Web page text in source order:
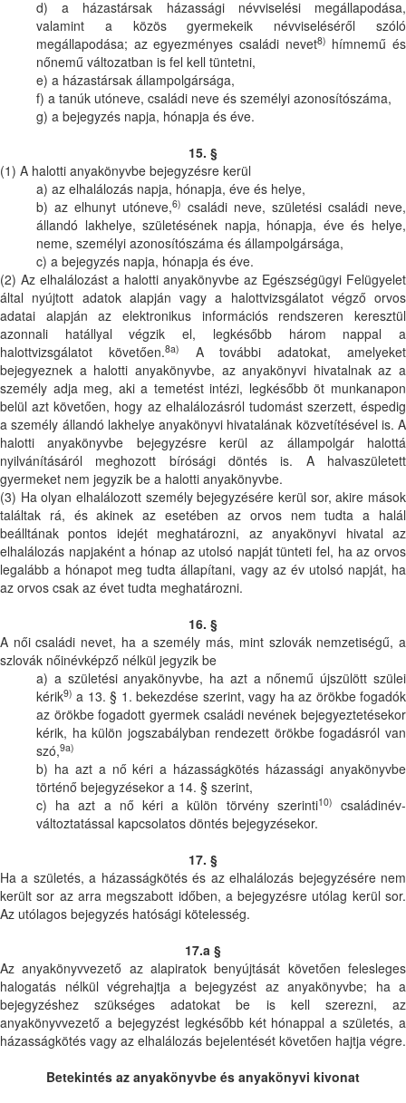
d) a házastársak házassági névviselési megállapodása,
valamint a közös gyermekeik névviseléséről szóló
megállapodása; az egyezményes családi nevet8) hímnemű és
nőnemű változatban is fel kell tüntetni,
e) a házastársak állampolgársága,
f) a tanúk utóneve, családi neve és személyi azonosítószáma,
g) a bejegyzés napja, hónapja és éve.
15. §
(1) A halotti anyakönyvbe bejegyzésre kerül
a) az elhalálozás napja, hónapja, éve és helye,
b) az elhunyt utóneve,6) családi neve, születési családi neve,
állandó lakhelye, születésének napja, hónapja, éve és helye,
neme, személyi azonosítószáma és állampolgársága,
c) a bejegyzés napja, hónapja és éve.
(2) Az elhalálozást a halotti anyakönyvbe az Egészségügyi Felügyelet
által nyújtott adatok alapján vagy a halottvizsgálatot végző orvos
adatai alapján az elektronikus információs rendszeren keresztül
azonnali hatállyal végzik el, legkésőbb három nappal a
halottvizsgálatot követően.8a)
A további adatokat, amelyeket
bejegyeznek a halotti anyakönyvbe, az anyakönyvi hivatalnak az a
személy adja meg, aki a temetést intézi, legkésőbb öt munkanapon
belül azt követően, hogy az elhalálozásról tudomást szerzett, éspedig
a személy állandó lakhelye anyakönyvi hivatalának közvetítésével is. A
halotti anyakönyvbe bejegyzésre kerül az állampolgár halottá
nyilvánításáról meghozott bírósági döntés is. A halvaszületett
gyermeket nem jegyzik be a halotti anyakönyvbe.
(3) Ha olyan elhalálozott személy bejegyzésére kerül sor, akire mások
találtak rá, és akinek az esetében az orvos nem tudta a halál
beálltának pontos idejét meghatározni, az anyakönyvi hivatal az
elhalálozás napjaként a hónap az utolsó napját tünteti fel, ha az orvos
legalább a hónapot meg tudta állapítani, vagy az év utolsó napját, ha
az orvos csak az évet tudta meghatározni.
16. §
A női családi nevet, ha a személy más, mint szlovák nemzetiségű, a
szlovák nőinévképző nélkül jegyzik be
a) a születési anyakönyvbe, ha azt a nőnemű újszülött szülei
kérik9) a 13. § 1. bekezdése szerint, vagy ha az örökbe fogadók
az örökbe fogadott gyermek családi nevének bejegyeztetésekor
kérik, ha külön jogszabályban rendezett örökbe fogadásról van
szó,9a)
b) ha azt a nő kéri a házasságkötés házassági anyakönyvbe
történő bejegyzésekor a 14. § szerint,
c) ha azt a nő kéri a külön törvény szerinti10)
családinév-
változtatással kapcsolatos döntés bejegyzésekor.
17. §
Ha a születés, a házasságkötés és az elhalálozás bejegyzésére nem
került sor az arra megszabott időben, a bejegyzésre utólag kerül sor.
Az utólagos bejegyzés hatósági kötelesség.
17.a §
Az anyakönyvvezető az alapiratok benyújtását követően felesleges
halogatás nélkül végrehajtja a bejegyzést az anyakönyvbe; ha a
bejegyzéshez szükséges adatokat be is kell szerezni, az
anyakönyvvezető a bejegyzést legkésőbb két hónappal a születés, a
házasságkötés vagy az elhalálozás bejelentését követően hajtja végre.
Betekintés az anyakönyvbe és anyakönyvi kivonat